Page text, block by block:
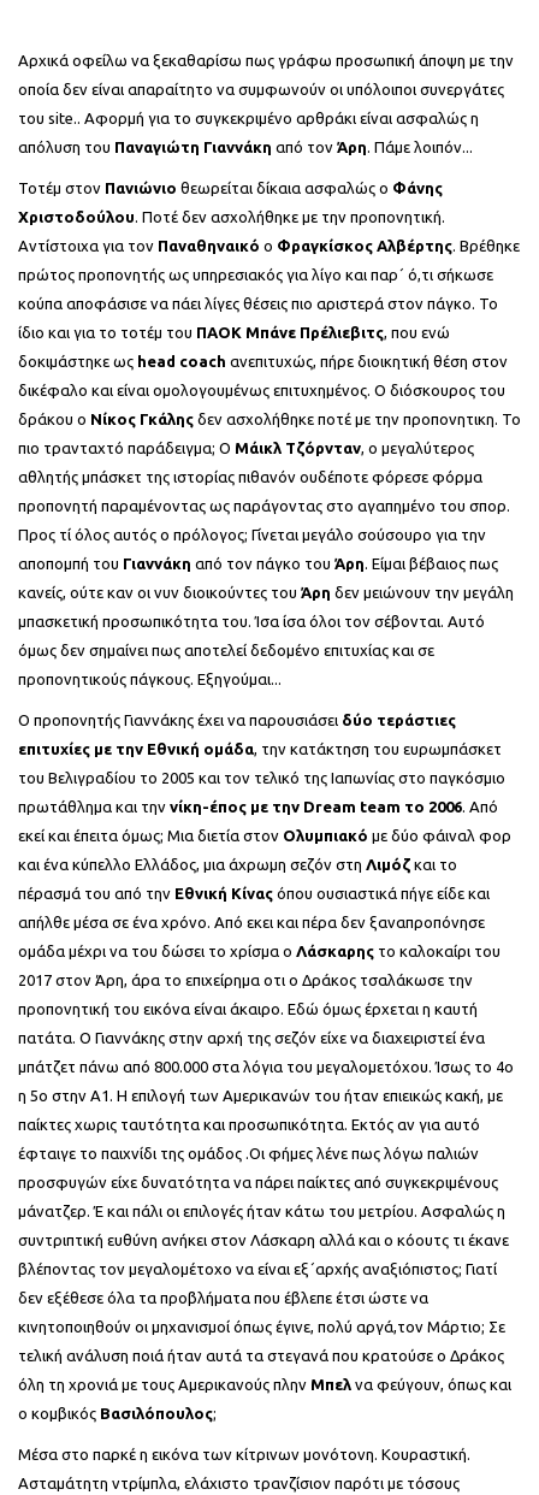
Αρχικά οφείλω να ξεκαθαρίσω πως γράφω προσωπική άποψη με την
οποία δεν είναι απαραίτητο να συμφωνούν οι υπόλοιποι συνεργάτες
του site.. Αφορμή για το συγκεκριμένο αρθράκι είναι ασφαλώς η
απόλυση του Παναγιώτη Γιαννάκη από τον Άρη . Πάμε λοιπόν...
Τοτέμ στον Πανιώνιο θεωρείται δίκαια ασφαλώς ο Φάνης
Χριστοδούλου . Ποτέ δεν ασχολήθηκε με την προπονητική.
Αντίστοιχα για τον Παναθηναικό ο Φραγκίσκος Αλβέρτης . Βρέθηκε
πρώτος προπονητής ως υπηρεσιακός για λίγο και παρ´ ό,τι σήκωσε
κούπα αποφάσισε να πάει λίγες θέσεις πιο αριστερά στον πάγκο. Το
ίδιο και για το τοτέμ του ΠΑΟΚ Μπάνε Πρέλιεβιτς , που ενώ
δοκιμάστηκε ως head coach ανεπιτυχώς, πήρε διοικητική θέση στον
δικέφαλο και είναι ομολογουμένως επιτυχημένος. Ο διόσκουρος του
δράκου ο Νίκος Γκάλης δεν ασχολήθηκε ποτέ με την προπονητικη. Το
πιο τρανταχτό παράδειγμα; Ο Μάικλ Τζόρνταν , ο μεγαλύτερος
αθλητής μπάσκετ της ιστορίας πιθανόν ουδέποτε φόρεσε φόρμα
προπονητή παραμένοντας ως παράγοντας στο αγαπημένο του σπορ.
Προς τί όλος αυτός ο πρόλογος; Γίνεται μεγάλο σούσουρο για την
αποπομπή του Γιαννάκη από τον πάγκο του Άρη . Είμαι βέβαιος πως
κανείς, ούτε καν οι νυν διοικούντες του Άρη δεν μειώνουν την μεγάλη
μπασκετική προσωπικότητα του. Ίσα ίσα όλοι τον σέβονται. Αυτό
όμως δεν σημαίνει πως αποτελεί δεδομένο επιτυχίας και σε
προπονητικούς πάγκους. Εξηγούμαι...
Ο προπονητής Γιαννάκης έχει να παρουσιάσει δύο τεράστιες
επιτυχίες με την Εθνική ομάδα , την κατάκτηση του ευρωμπάσκετ
του Βελιγραδίου το 2005 και τον τελικό της Ιαπωνίας στο παγκόσμιο
πρωτάθλημα και την νίκη-έπος με την Dream team το 2006 . Από
εκεί και έπειτα όμως; Μια διετία στον Ολυμπιακό με δύο φάιναλ φορ
και ένα κύπελλο Ελλάδος, μια άχρωμη σεζόν στη Λιμόζ και το
πέρασμά του από την Εθνική Κίνας όπου ουσιαστικά πήγε είδε και
απήλθε μέσα σε ένα χρόνο. Από εκει και πέρα δεν ξαναπροπόνησε
ομάδα μέχρι να του δώσει το χρίσμα ο Λάσκαρης το καλοκαίρι του
2017 στον Άρη, άρα το επιχείρημα οτι ο Δράκος τσαλάκωσε την
προπονητική του εικόνα είναι άκαιρο. Εδώ όμως έρχεται η καυτή
πατάτα. Ο Γιαννάκης στην αρχή της σεζόν είχε να διαχειριστεί ένα
μπάτζετ πάνω από 800.000 στα λόγια του μεγαλομετόχου. Ίσως το 4ο
η 5ο στην Α1. Η επιλογή των Αμερικανών του ήταν επιεικώς κακή, με
παίκτες χωρις ταυτότητα και προσωπικότητα. Εκτός αν για αυτό
έφταιγε το παιχνίδι της ομάδος .Οι φήμες λένε πως λόγω παλιών
προσφυγών είχε δυνατότητα να πάρει παίκτες από συγκεκριμένους
μάνατζερ. Έ και πάλι οι επιλογές ήταν κάτω του μετρίου. Ασφαλώς η
συντριπτική ευθύνη ανήκει στον Λάσκαρη αλλά και ο κόουτς τι έκανε
βλέποντας τον μεγαλομέτοχο να είναι εξ´αρχής αναξιόπιστος; Γιατί
δεν εξέθεσε όλα τα προβλήματα που έβλεπε έτσι ώστε να
κινητοποιηθούν οι μηχανισμοί όπως έγινε, πολύ αργά,τον Μάρτιο; Σε
τελική ανάλυση ποιά ήταν αυτά τα στεγανά που κρατούσε ο Δράκος
όλη τη χρονιά με τους Αμερικανούς πλην Μπελ να φεύγουν, όπως και
ο κομβικός Βασιλόπουλος;
Μέσα στο παρκέ η εικόνα των κίτρινων μονότονη. Κουραστική.
Ασταμάτητη ντρίμπλα, ελάχιστο τρανζίσιον παρότι με τόσους